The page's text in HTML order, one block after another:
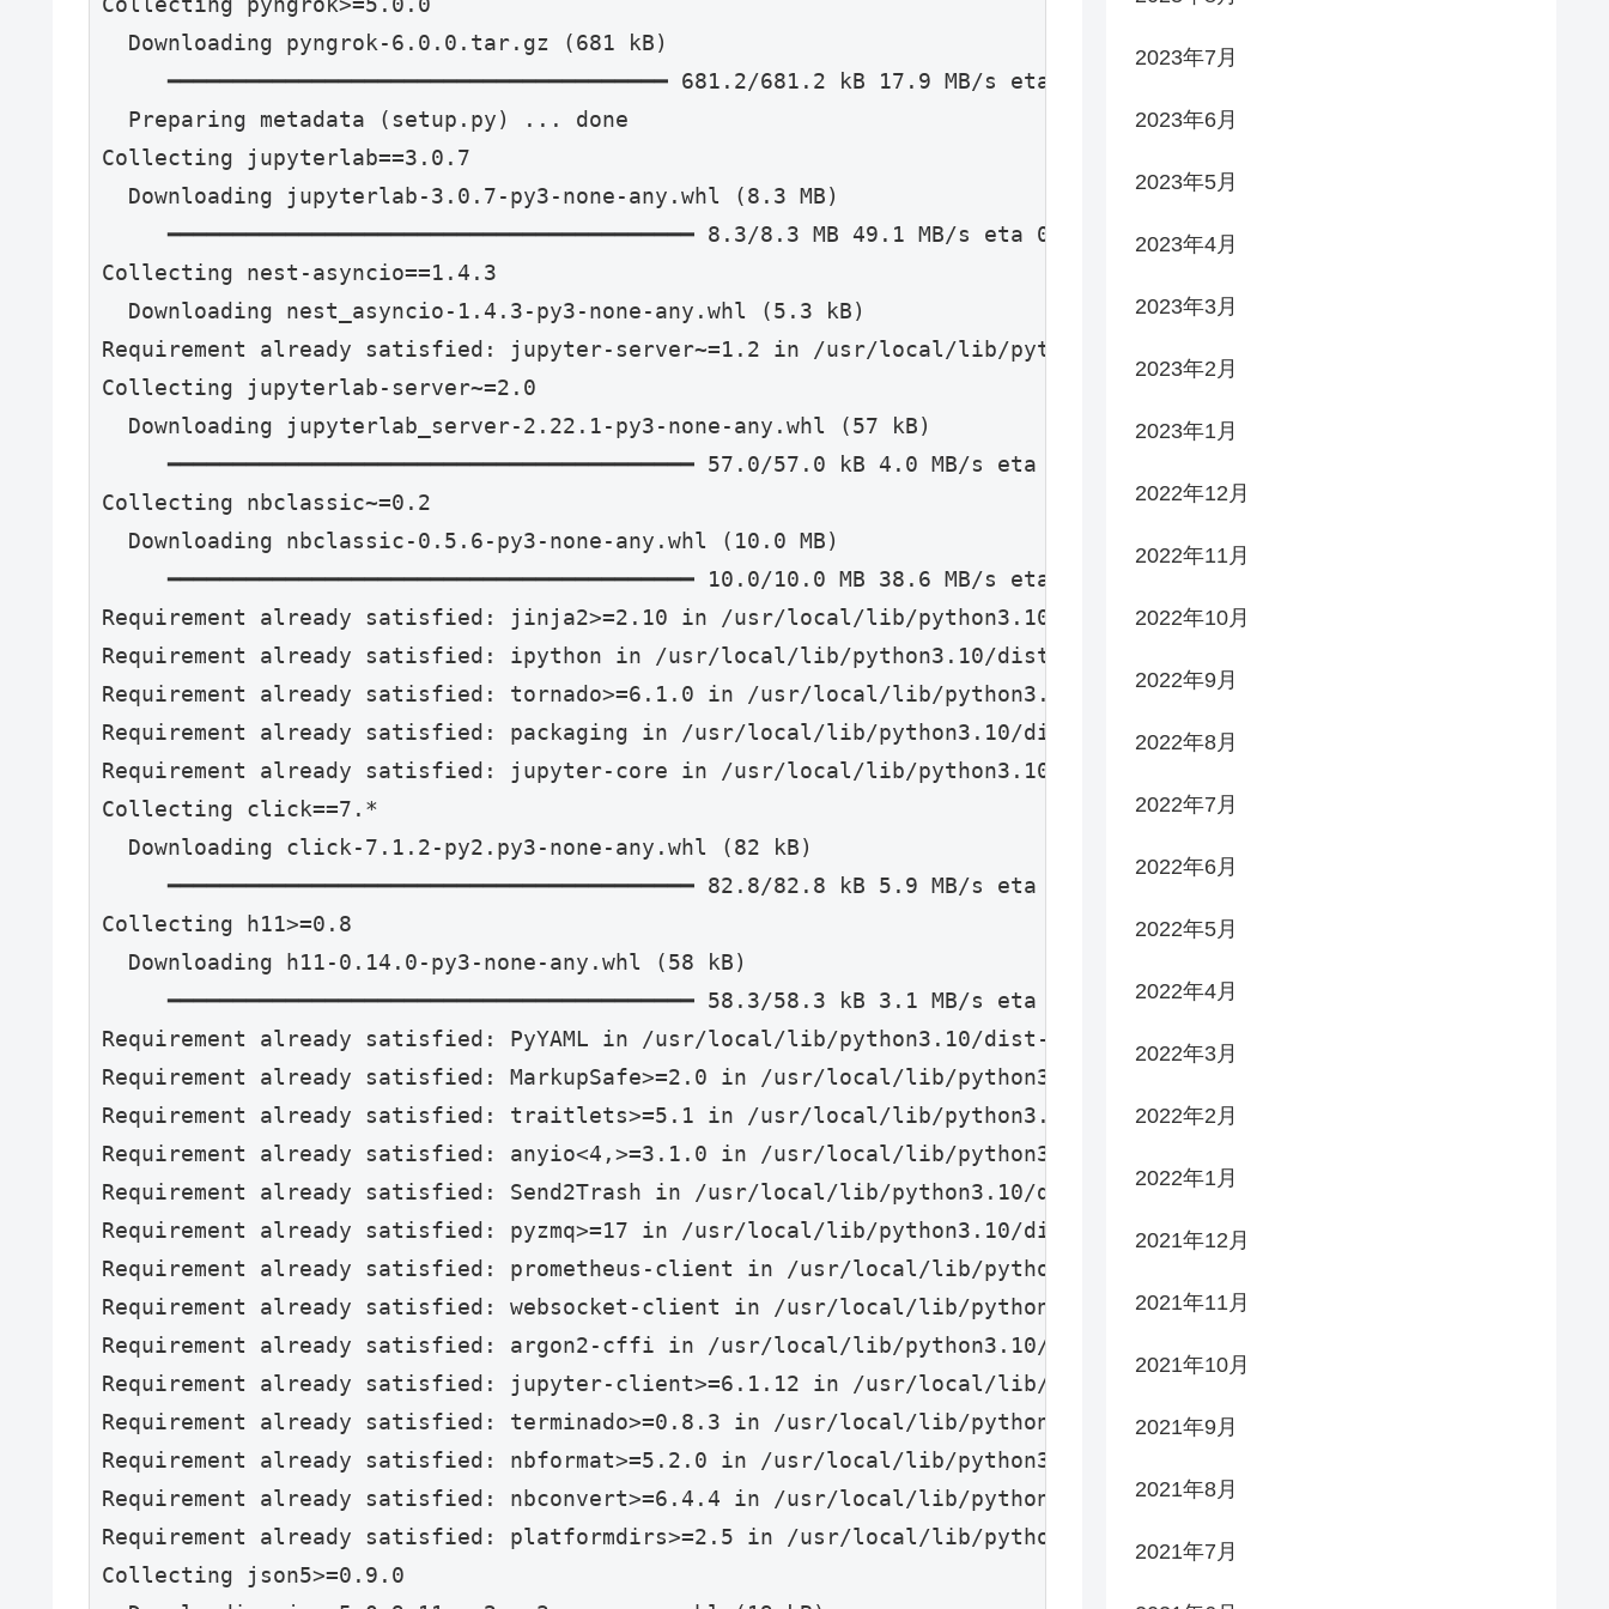
2023年7月
2023年6月
2023年5月
2023年4月
2023年3月
2023年2月
2023年1月
2022年12月
2022年11月
2022年10月
2022年9月
2022年8月
2022年7月
2022年6月
2022年5月
2022年4月
2022年3月
2022年2月
2022年1月
2021年12月
2021年11月
2021年10月
2021年9月
2021年8月
2021年7月